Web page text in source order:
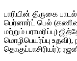
பாரியின் திருகை
பெர்னார்ட் பெல்
மற்றும் பராமரிப்பு)
மொழிபெயர்ப்பு
தொகுப்பாசிரியர்);